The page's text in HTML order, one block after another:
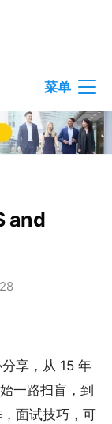
菜单
and
享，从 15 年
一路扫盲，到
面试技巧，可